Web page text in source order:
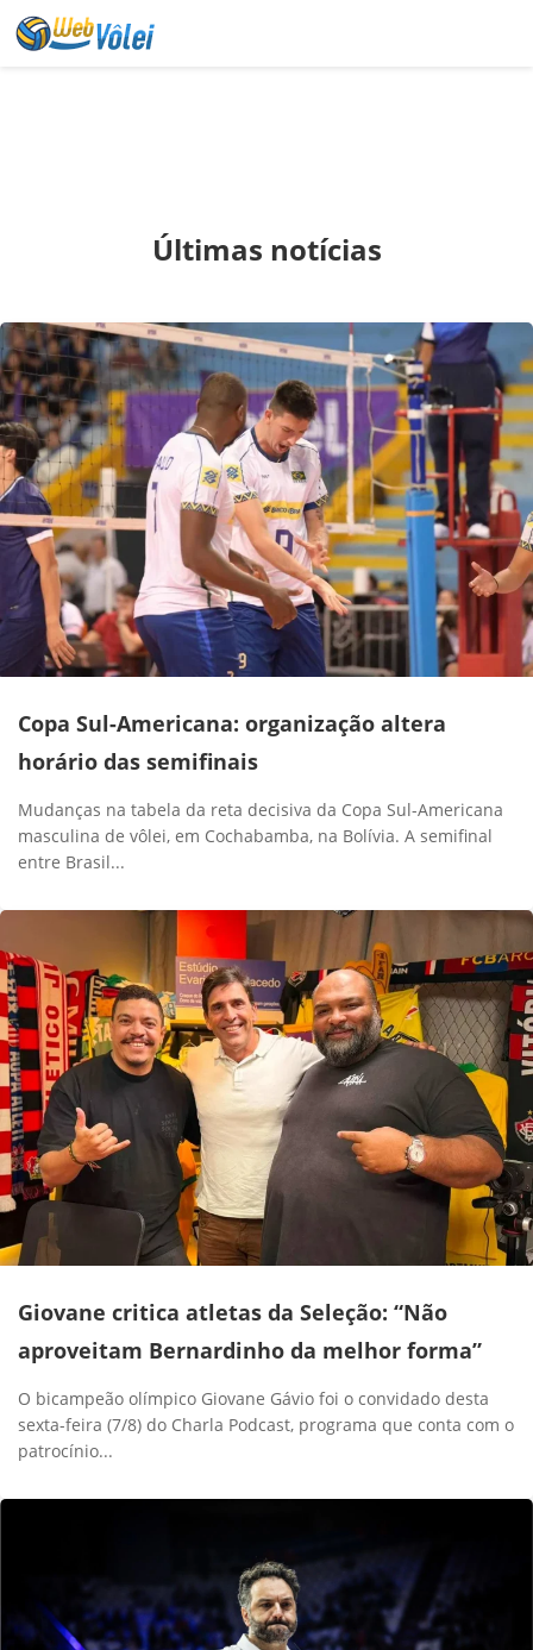
Últimas notícias
Copa Sul-Americana: organização altera
horário das semifinais
Mudanças na tabela da reta decisiva da Copa Sul-Americana
masculina de vôlei, em Cochabamba, na Bolívia. A semifinal
entre Brasil...
Giovane critica atletas da Seleção: “Não
aproveitam Bernardinho da melhor forma”
O bicampeão olímpico Giovane Gávio foi o convidado desta
sexta-feira (7/8) do Charla Podcast, programa que conta com o
patrocínio...